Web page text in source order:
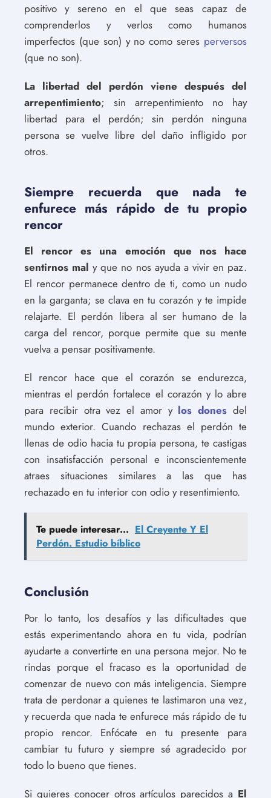
positivo y sereno en el que seas capaz de
comprenderlos y verlos como humanos
imperfectos (que son) y no como seres perversos
(que no son).
La libertad del perdón viene después del
arrepentimiento; sin arrepentimiento no hay
libertad para el perdón; sin perdón ninguna
persona se vuelve libre del daño infligido por
otros.
Siempre recuerda que nada te
enfurece más rápido de tu propio
rencor
El rencor es una emoción que nos hace
sentirnos mal y que no nos ayuda a vivir en paz.
El rencor permanece dentro de ti, como un nudo
en la garganta; se clava en tu corazón y te impide
relajarte. El perdón libera al ser humano de la
carga del rencor, porque permite que su mente
vuelva a pensar positivamente.
El rencor hace que el corazón se endurezca,
mientras el perdón fortalece el corazón y lo abre
para recibir otra vez el amor y los dones del
mundo exterior. Cuando rechazas el perdón te
llenas de odio hacia tu propia persona, te castigas
con insatisfacción personal e inconscientemente
atraes situaciones similares a las que has
rechazado en tu interior con odio y resentimiento.
Te puede interesar... El Creyente Y El
Perdón. Estudio bíblico
Conclusión
Por lo tanto, los desafíos y las dificultades que
estás experimentando ahora en tu vida, podrían
ayudarte a convertirte en una persona mejor. No te
rindas porque el fracaso es la oportunidad de
comenzar de nuevo con más inteligencia. Siempre
trata de perdonar a quienes te lastimaron una vez,
y recuerda que nada te enfurece más rápido de tu
propio rencor. Enfócate en tu presente para
cambiar tu futuro y siempre sé agradecido por
todo lo bueno que tienes.
Si quieres conocer otros artículos parecidos a El